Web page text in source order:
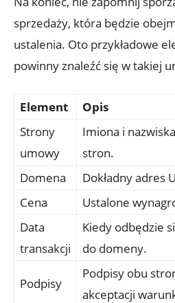
sprzedaży, która będzie
ustalenia. Oto przykładowe
powinny znaleźć się w takiej
Element
Opis
Strony
umowy
Imiona i
stron.
Domena
Dokładny adres
Cena
Ustalone
Data
transakcji
Kiedy odbędzie
do domeny.
Podpisy
Podpisy obu
akceptacji